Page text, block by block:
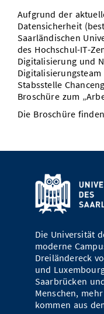
Vom Studium in
Study Scheduler
Bibliothek
Open Science/
Start-ups
IT-Themenabend
Ranking
Zahlen & Fakten
Preise,
Kontakt
SIC Merchandise
SIC Podcast
Anfahrt
Termine,
Alumni
Aufgrund der
Datensicherheit
Saarländischen
des Hochschul-IT-
Digitalisierung und
Stabsstelle
Broschüre zum
Die Broschüre
Die Universität
moderne
Dreiländereck
und
Saarbrücken
Menschen,
kommen aus